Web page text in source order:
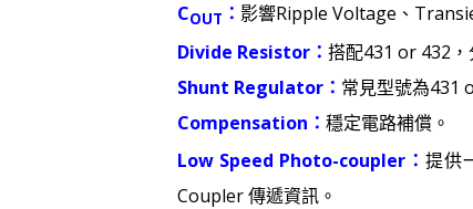
COUT ： 影響Ripple Voltage、
Divide Resistor： 搭配431 or 432，
Shunt Regulator： 常見型號為431
Compensation： 穩定電路補償。
Low Speed Photo-coupler： 提供
Coupler 傳遞資訊。